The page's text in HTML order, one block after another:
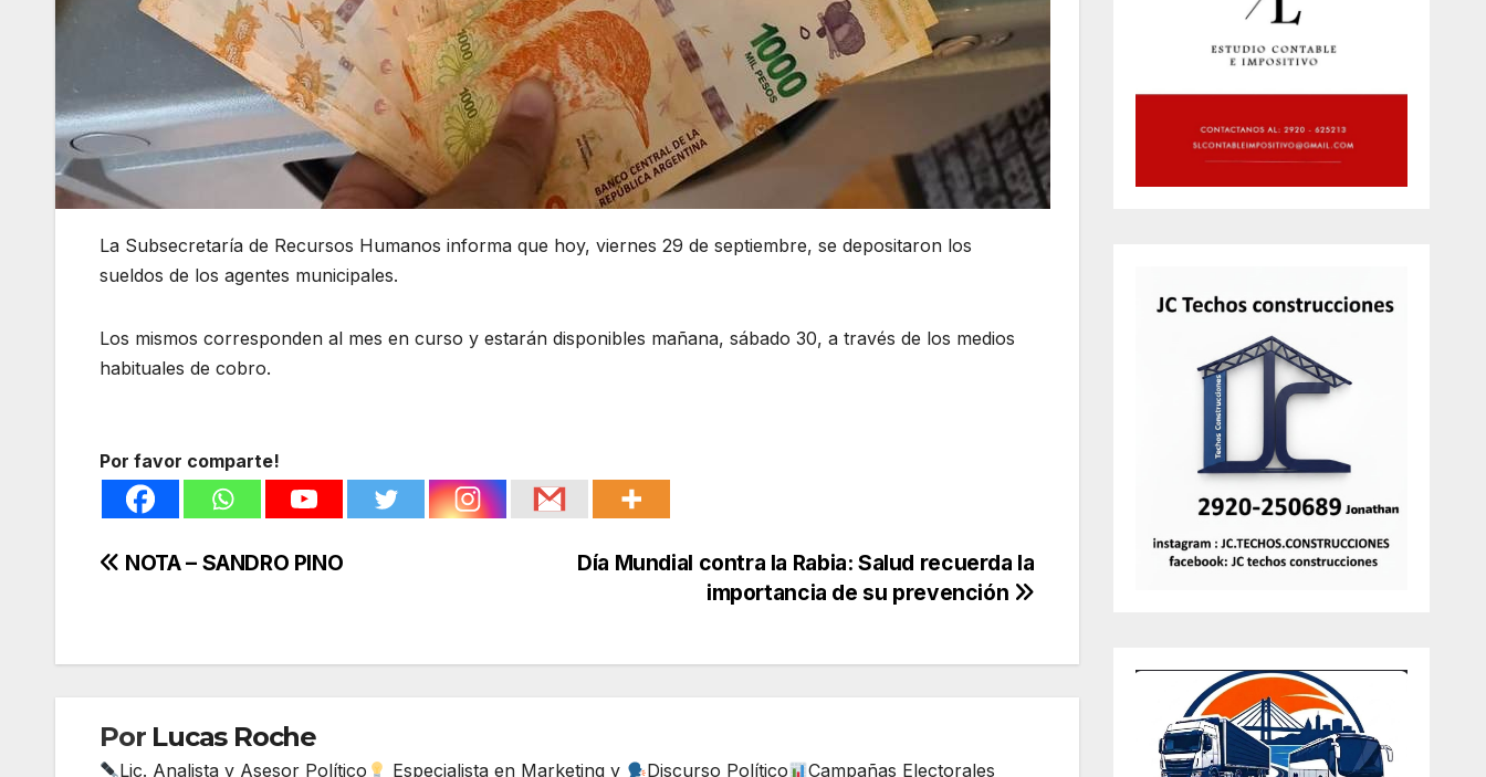
La Subsecretaría de Recursos Humanos informa que hoy, viernes 29 de septiembre, se depositaron los
sueldos de los agentes municipales.
Los mismos corresponden al mes en curso y estarán disponibles mañana, sábado 30, a través de los medios
habituales de cobro.
Por favor comparte!
Navegación
entradas
Día Mundial contra la Rabia: Salud recuerda la
importancia de su prevención
NOTA – SANDRO PINO
Por Lucas Roche
Lic. Analista y Asesor Político Especialista en Marketing y Discurso Político
Campañas Electorales